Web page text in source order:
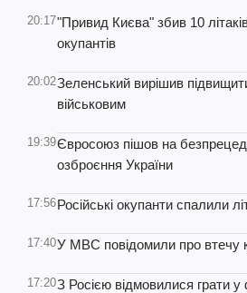
20:17"Привид Києва" збив 10
окупантів
20:02Зеленський вирішив
військовим
19:39Євросоюз пішов на
озброєння України
17:56Російські окупанти спалили
17:40У МВС повідомили про втечу
17:20З Росією відмовилися грати